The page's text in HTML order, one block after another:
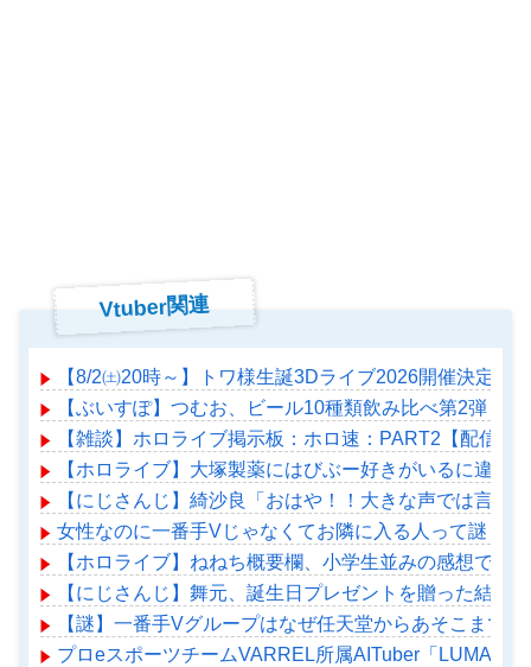
Vtuber関連
【8/2㈯20時～】トワ様生誕3Dライブ2026開催決定！
【ぶいすぽ】つむお、ビール10種類飲み比べ第2弾！
【雑談】ホロライブ掲示板：ホロ速：PART2【配信実
【ホロライブ】大塚製薬にはびぶー好きがいるに違い
【にじさんじ】綺沙良「おはや！！大きな声では言
女性なのに一番手Vじゃなくてお隣に入る人って謎じゃ
【ホロライブ】ねねち概要欄、小学生並みの感想で草
【にじさんじ】舞元、誕生日プレゼントを贈った結果
【謎】一番手Vグループはなぜ任天堂からあそこまで
プロeスポーツチームVARREL所属AITuber「LUMA」